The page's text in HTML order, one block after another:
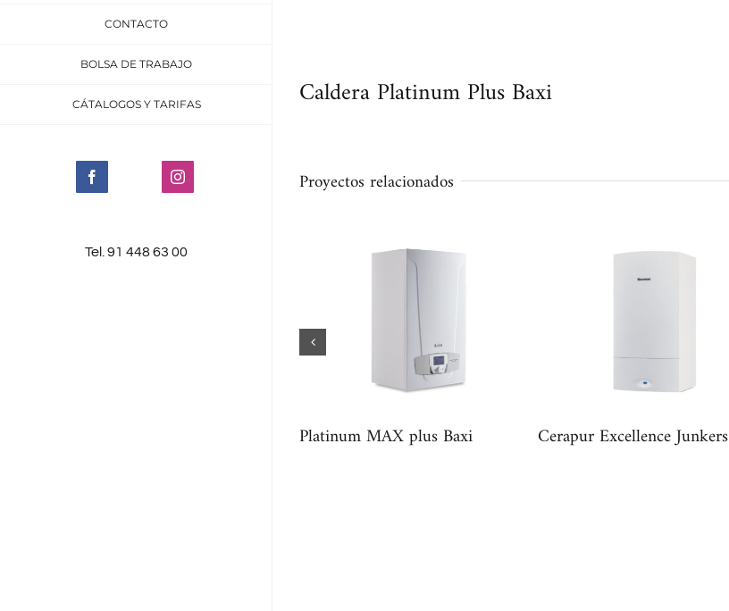
CONTACTO
BOLSA DE TRABAJO
CÁTALOGOS Y TARIFAS
Facebook Instagram
Tel. 91 448 63 00
Caldera Platinum Plus Baxi
Proyectos relacionados
Platinum MAX plus Baxi Cerapur Excellence Junkers